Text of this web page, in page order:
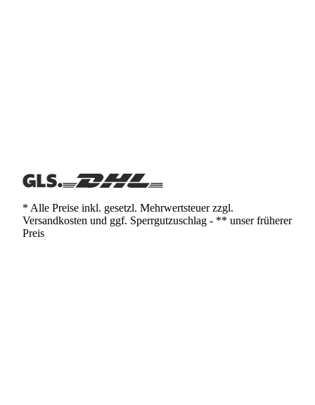
* Alle Preise inkl. gesetzl. Mehrwertsteuer zzgl.
Versandkosten und ggf. Sperrgutzuschlag - ** unser früherer
Preis